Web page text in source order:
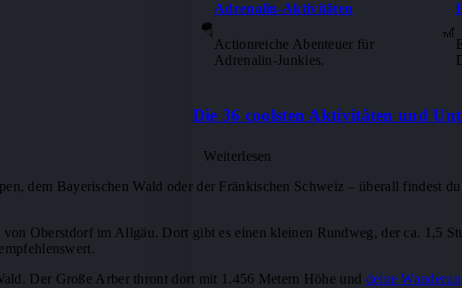
Adrenalin-Aktivitäten
Actionreiche Abenteuer für
Adrenalin-Junkies.
🪂 🎢
Die 36 coolsten Aktivitäten und
Weiterlesen
dem Bayerischen Wald oder der Fränkischen Schweiz – überall findest
Oberstdorf im Allgäu. Dort gibt es einen kleinen Rundweg, der ca. 1,5
Der Große Arber thront dort mit 1.456 Metern Höhe und deine